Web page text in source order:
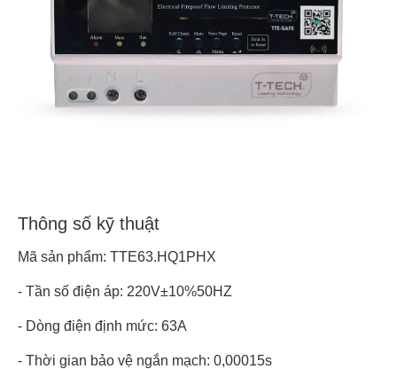
Thông số kỹ thuật
Mã sản phẩm: TTE63.HQ1PHX
- Tần số điện áp: 220V±10%50HZ
- Dòng điện định mức: 63A
- Thời gian bảo vệ ngắn mạch: 0,00015s